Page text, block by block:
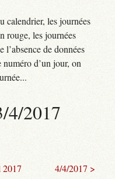
calendrier, les journées
rouge, les journées
de données
d’un jour, on
4/2017
4/4/2017 >